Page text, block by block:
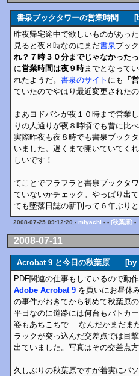
書泉ブックタワーの営業時間
昨夜帰宅途中で欲しいものがあっ
見ると夜８時なのにまだ書泉ブッ
れ？７時３０分までじゃなかったっ
に営業時間は夜９時までとなって
れたようだ。 書泉のサイト にも 「
ていたのでやはり最近変更されたの
まあヨドバシが夜１０時まで営業
りの人通りが夜８時頃でも昔に比
実際昨夜も夜８時でも書泉ブック
いました。遅くまで開いていてく
しいです！
てことでフラフラと書泉ブックタ
ていないかチェック。やっぱり出
ても墜落日誌の新刊って６年ぶり
2008-07-25 09:12:20 - miyachi - - [秋葉原] -
2008-07-11
Acrobat 9 と今日の秋葉原 [by
PDF関連の仕事もしているので動
Adobe Acrobat 9 を買いにお昼休
の事件がおきてから初めて秋葉原
平日なのに道路には何台もパトカ
姿もあちこちで… なんだかまだま
ラックが突っ込んだ交差点では目
出ていました。写真はその交差点
久しぶりの秋葉原ですが着実にパ